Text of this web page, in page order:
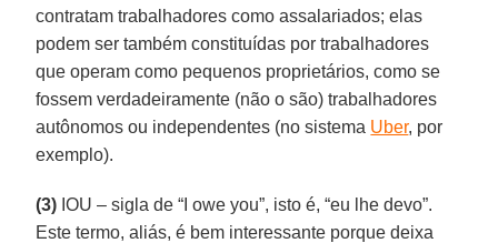
contratam trabalhadores como assalariados; elas
podem ser também constituídas por trabalhadores
que operam como pequenos proprietários, como se
fossem verdadeiramente (não o são) trabalhadores
autônomos ou independentes (no sistema Uber, por
exemplo).
(3) IOU – sigla de “I owe you”, isto é, “eu lhe devo”.
Este termo, aliás, é bem interessante porque deixa